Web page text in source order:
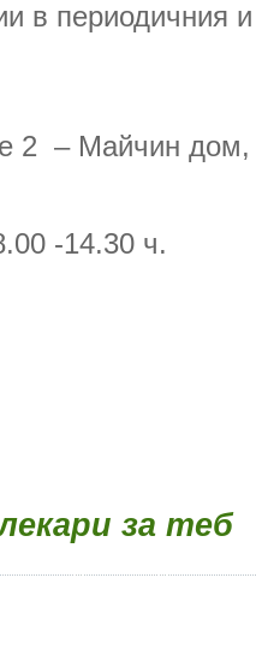
в периодичния
2 – Майчин дом,
-14.30 ч.
за теб